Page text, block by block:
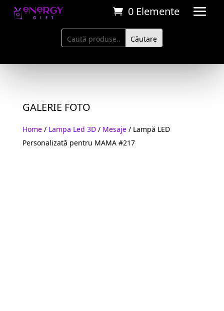
0 Elemente
GALERIE FOTO
Home/ Lampa Led 3D/ Mesaje/ Lampă LED
Personalizată pentru MAMA #217